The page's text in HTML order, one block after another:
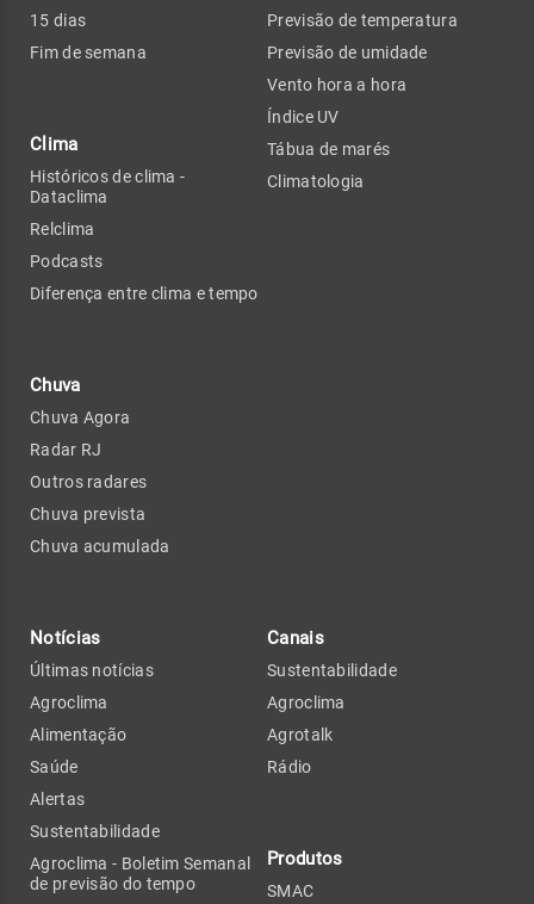
15 dias
Fim de semana
Clima
Históricos de clima -
Dataclima
Relclima
Podcasts
Diferença entre clima e tempo
Chuva
Chuva Agora
Radar RJ
Outros radares
Chuva prevista
Chuva acumulada
Previsão de temperatura
Previsão de umidade
Vento hora a hora
Índice UV
Tábua de marés
Climatologia
Notícias
Últimas notícias
Agroclima
Alimentação
Saúde
Alertas
Sustentabilidade
Agroclima - Boletim Semanal
de previsão do tempo
Canais
Sustentabilidade
Agroclima
Agrotalk
Rádio
Produtos
SMAC